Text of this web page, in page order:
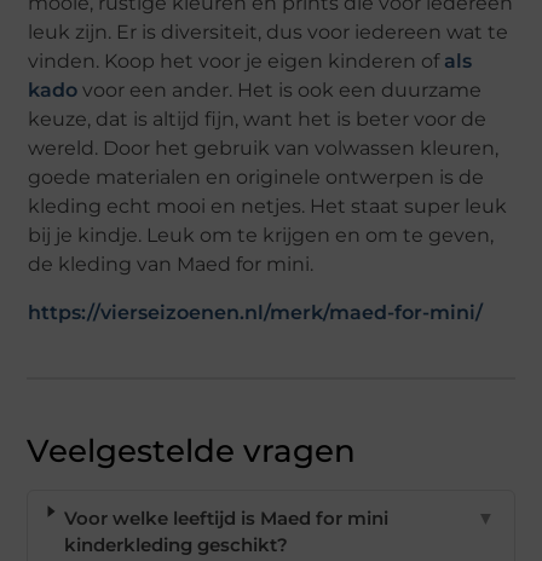
leuk zijn. Er is diversiteit, dus voor iedereen wat te
vinden. Koop het voor je eigen kinderen of als
kadovoor een ander. Het is ook een duurzame
keuze, dat is altijd fijn, want het is beter voor de
wereld. Door het gebruik van volwassen kleuren,
goede materialen en originele ontwerpen is de
kleding echt mooi en netjes. Het staat super leuk
bij je kindje. Leuk om te krijgen en om te geven,
de kleding van Maed for mini.
https://vierseizoenen.nl/merk/maed-for-mini/
Veelgestelde vragen
Voor welke leeftijd is Maed for mini
kinderkleding geschikt?
▼